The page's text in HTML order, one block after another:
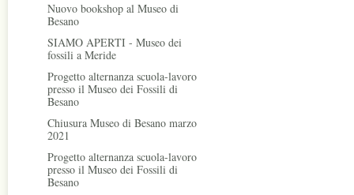
Nuovo bookshop al Museo di
Besano
SIAMO APERTI - Museo dei
fossili a Meride
Progetto alternanza scuola-lavoro
presso il Museo dei Fossili di
Besano
Chiusura Museo di Besano marzo
2021
Progetto alternanza scuola-lavoro
presso il Museo dei Fossili di
Besano